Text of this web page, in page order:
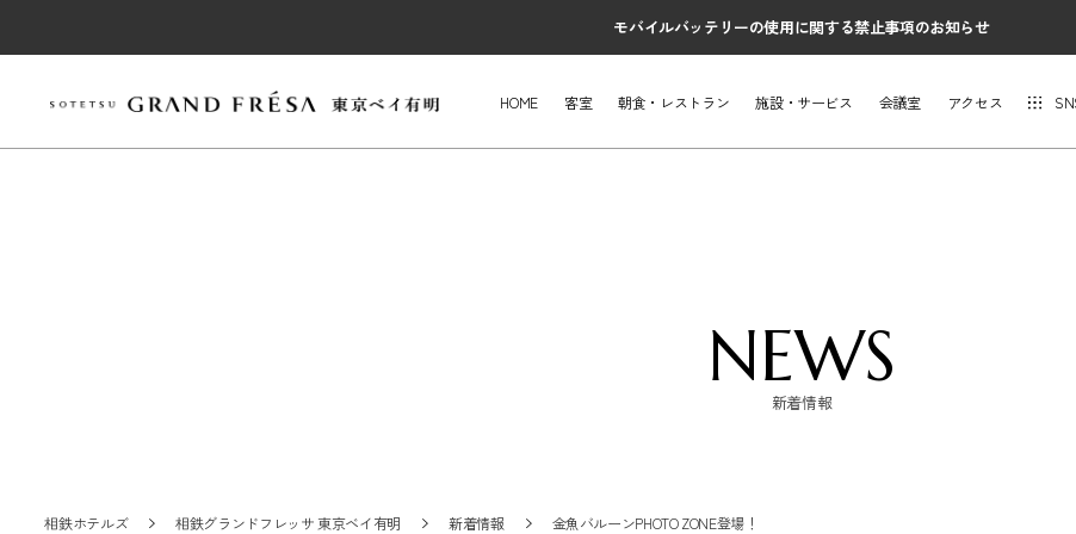
モバイルバッテリーの使用に関する禁止事項のお知らせ
HOME 客室 朝食・レストラン 施設・サービス 会議室 アクセス
NEWS
新着情報
相鉄ホテルズ 相鉄グランドフレッサ 東京ベイ有明 新着情報 金魚バルーンPHOTO ZONE登場！